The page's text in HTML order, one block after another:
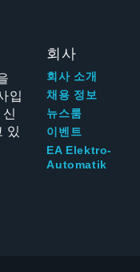
입
있
회사
회사 소개
채용 정보
뉴스룸
이벤트
EA Elektro-
Automatik